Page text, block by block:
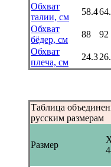
Обхват
талии, см
58.4
Обхват
бёдер, см
88 92
Обхват
плеча, см
24.3
Таблица
русским размерам
Размер